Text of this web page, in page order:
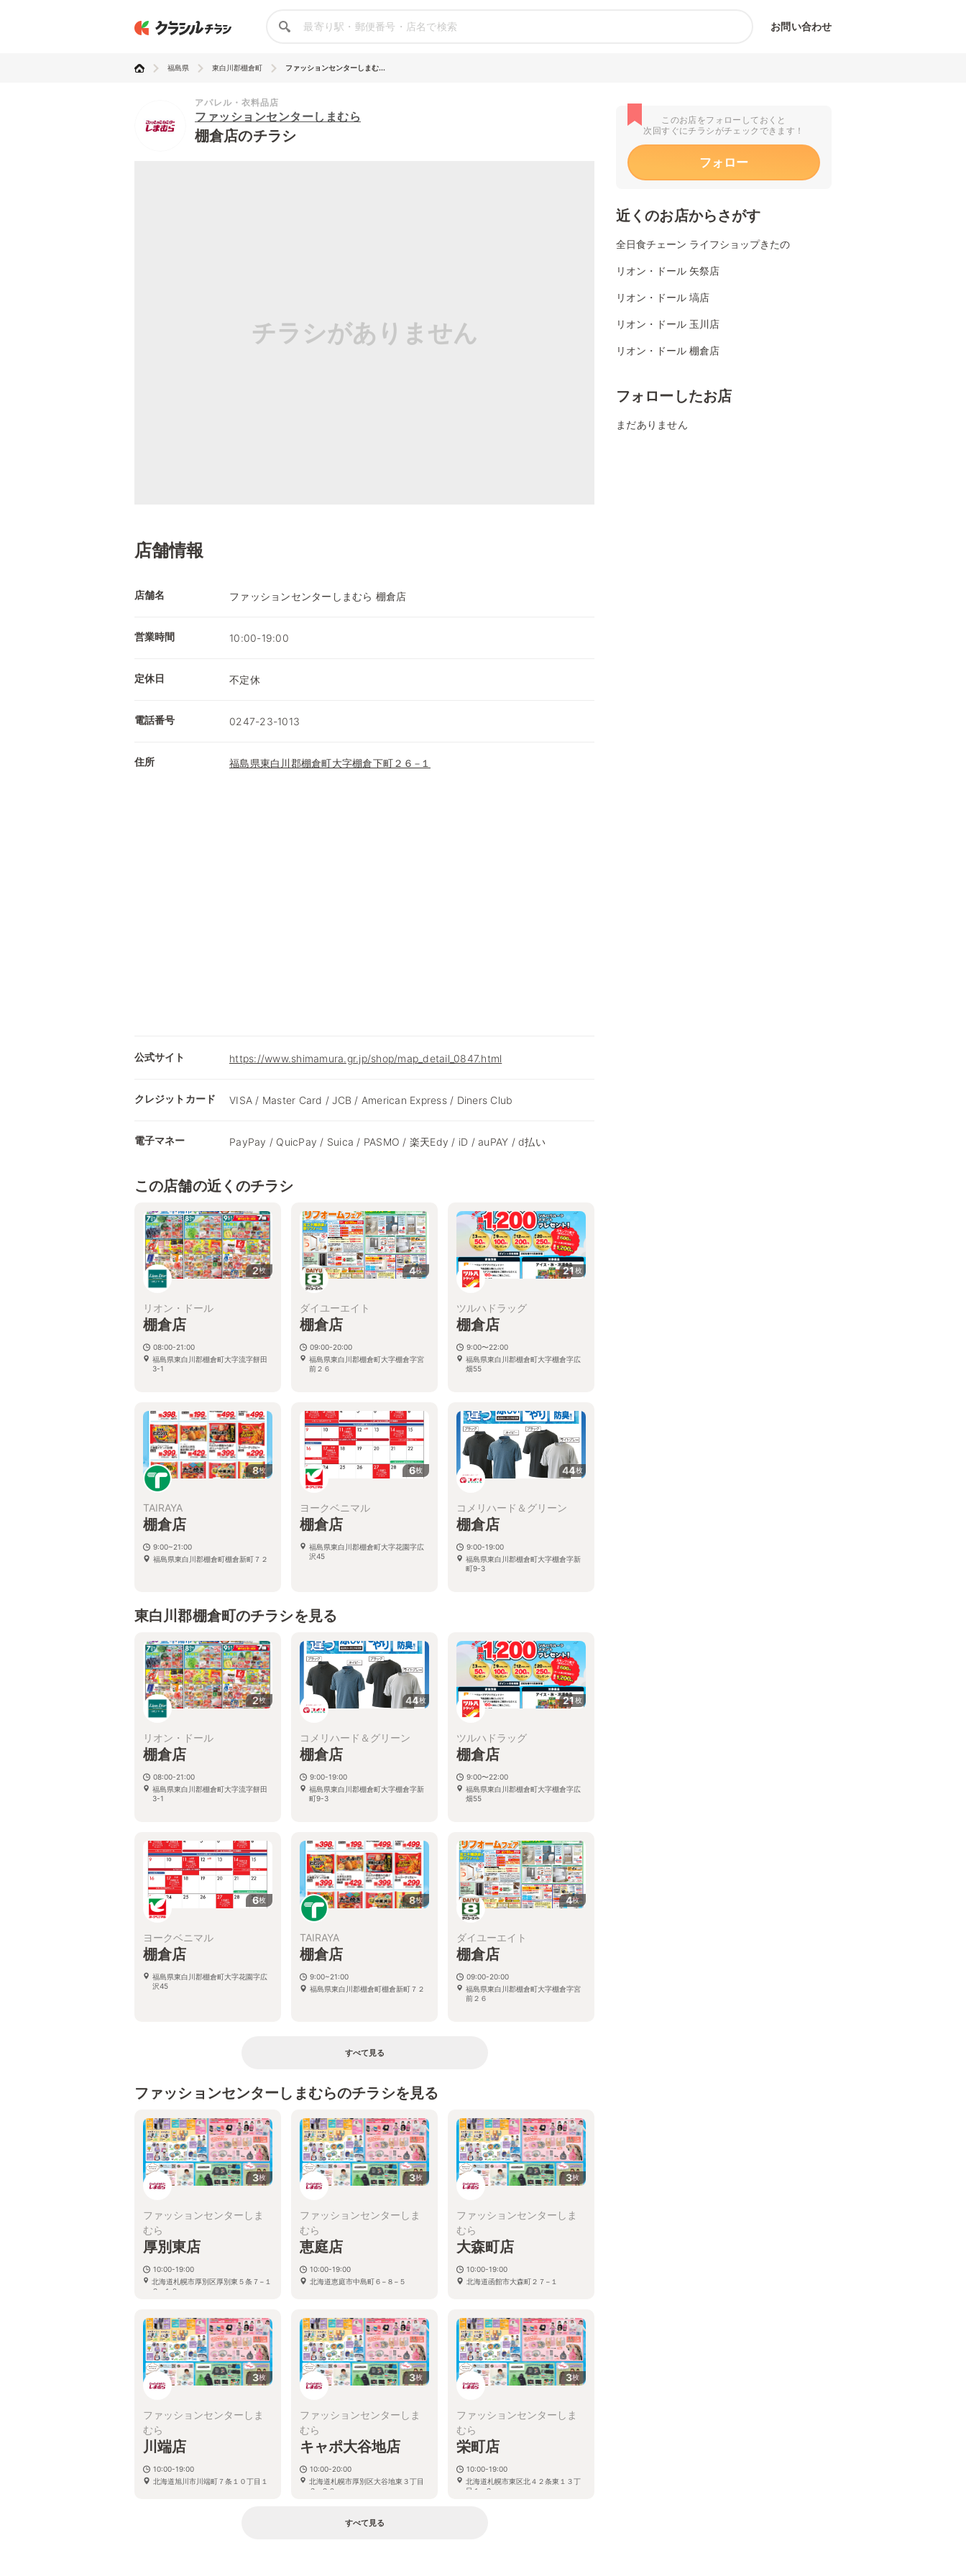
お問い合わせ
福島県 東白川郡棚倉町 ファッションセンターしまむ...
アパレル・衣料品店
ファッションセンターしまむら
棚倉店のチラシ
チラシがありません
店舗情報
店舗名 ファッションセンターしまむら 棚倉店
営業時間 10:00-19:00
定休日 不定休
電話番号 0247-23-1013
住所 福島県東白川郡棚倉町大字棚倉下町２６−１
公式サイト https://www.shimamura.gr.jp/shop/map_detail_0847.html
クレジットカード VISA / Master Card / JCB / American Express / Diners Club
電子マネー PayPay / QuicPay / Suica / PASMO / 楽天Edy / iD / auPAY / d払い
この店舗の近くのチラシ
2枚
リオン・ドール
棚倉店
08:00-21:00
福島県東白川郡棚倉町大字流字餅田
3-1
4枚
ダイユーエイト
棚倉店
09:00-20:00
福島県東白川郡棚倉町大字棚倉字宮
前２６
21枚
ツルハドラッグ
棚倉店
9:00〜22:00
福島県東白川郡棚倉町大字棚倉字広
畑55
8枚
TAIRAYA
棚倉店
9:00~21:00
福島県東白川郡棚倉町棚倉新町７２
6枚
ヨークベニマル
棚倉店
福島県東白川郡棚倉町大字花園字広
沢45
44枚
コメリハード＆グリーン
棚倉店
9:00-19:00
福島県東白川郡棚倉町大字棚倉字新
町9-3
東白川郡棚倉町のチラシを見る
2枚
リオン・ドール
棚倉店
08:00-21:00
福島県東白川郡棚倉町大字流字餅田
3-1
44枚
コメリハード＆グリーン
棚倉店
9:00-19:00
福島県東白川郡棚倉町大字棚倉字新
町9-3
21枚
ツルハドラッグ
棚倉店
9:00〜22:00
福島県東白川郡棚倉町大字棚倉字広
畑55
6枚
ヨークベニマル
棚倉店
福島県東白川郡棚倉町大字花園字広
沢45
8枚
TAIRAYA
棚倉店
9:00~21:00
福島県東白川郡棚倉町棚倉新町７２
4枚
ダイユーエイト
棚倉店
09:00-20:00
福島県東白川郡棚倉町大字棚倉字宮
前２６
すべて見る
ファッションセンターしまむらのチラシを見る
3枚
ファッションセンターしま
むら
厚別東店
10:00-19:00
北海道札幌市厚別区厚別東５条７−１
２−１０
3枚
ファッションセンターしま
むら
恵庭店
10:00-19:00
北海道恵庭市中島町６−８−５
3枚
ファッションセンターしま
むら
大森町店
10:00-19:00
北海道函館市大森町２７−１
3枚
ファッションセンターしま
むら
川端店
10:00-19:00
北海道旭川市川端町７条１０丁目１
3枚
ファッションセンターしま
むら
キャポ大谷地店
10:00-20:00
北海道札幌市厚別区大谷地東３丁目
３−２０
3枚
ファッションセンターしま
むら
栄町店
10:00-19:00
北海道札幌市東区北４２条東１３丁
目１−２
すべて見る
このお店をフォローしておくと
次回すぐにチラシがチェックできます！
フォロー
近くのお店からさがす
全日食チェーン ライフショップきたの
リオン・ドール 矢祭店
リオン・ドール 塙店
リオン・ドール 玉川店
リオン・ドール 棚倉店
フォローしたお店
まだありません